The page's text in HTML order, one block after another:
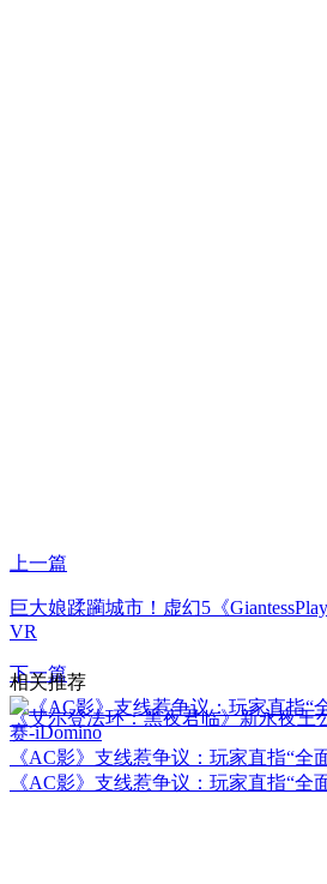
上一篇
巨大娘蹂躏城市！虚幻5《
VR
下一篇
《艾尔登法环：黑夜君临》新永夜王
相关推荐
《AC影》支线惹争议：玩家直指“全
《AC影》支线惹争议：玩家直指“全